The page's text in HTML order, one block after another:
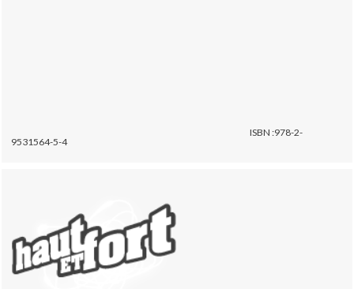
ISBN :978-2-
9531564-5-4